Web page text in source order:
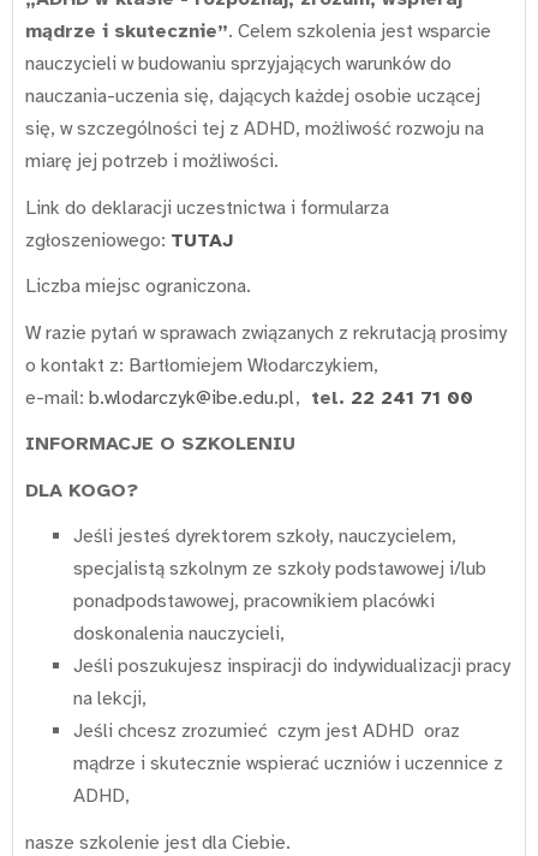
mądrze i skutecznie”. Celem szkolenia jest wsparcie
nauczycieli w budowaniu sprzyjających warunków do
nauczania-uczenia się, dających każdej osobie uczącej
się, w szczególności tej z ADHD, możliwość rozwoju na
miarę jej potrzeb i możliwości.
Link do deklaracji uczestnictwa i formularza
zgłoszeniowego: TUTAJ
Liczba miejsc ograniczona.
W razie pytań w sprawach związanych z rekrutacją prosimy
o kontakt z: Bartłomiejem Włodarczykiem,
e-mail: b.wlodarczyk@ibe.edu.pl, tel. 22 241 71 00
INFORMACJE O SZKOLENIU
DLA KOGO?
Jeśli jesteś dyrektorem szkoły, nauczycielem,
specjalistą szkolnym ze szkoły podstawowej i/lub
ponadpodstawowej, pracownikiem placówki
doskonalenia nauczycieli,
Jeśli poszukujesz inspiracji do indywidualizacji pracy
na lekcji,
Jeśli chcesz zrozumieć czym jest ADHD oraz
mądrze i skutecznie wspierać uczniów i uczennice z
ADHD,
nasze szkolenie jest dla Ciebie.